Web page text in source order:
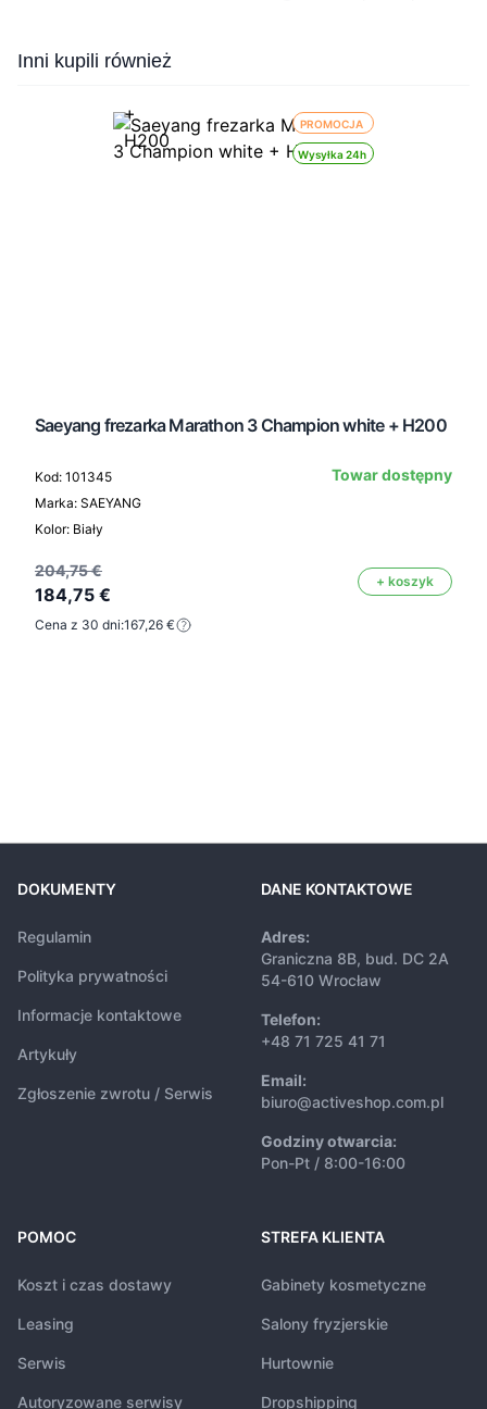
Press to skip carousel
Inni kupili również
PROMOCJA
Wysyłka 24h
Saeyang frezarka Marathon 3 Champion white + H200
Kod: 101345
Marka: SAEYANG
Kolor: Biały
Towar dostępny
204,75 €
184,75 €
+ koszyk
Cena z 30 dni:167,26 €
DOKUMENTY
Regulamin
Polityka prywatności
Informacje kontaktowe
Artykuły
Zgłoszenie zwrotu / Serwis
DANE KONTAKTOWE
Adres:
Graniczna 8B, bud. DC 2A
54-610 Wrocław
Telefon:
+48 71 725 41 71
Email:
biuro@activeshop.com.pl
Godziny otwarcia:
Pon-Pt / 8:00-16:00
POMOC
Koszt i czas dostawy
Leasing
Serwis
Autoryzowane serwisy
STREFA KLIENTA
Gabinety kosmetyczne
Salony fryzjerskie
Hurtownie
Dropshipping